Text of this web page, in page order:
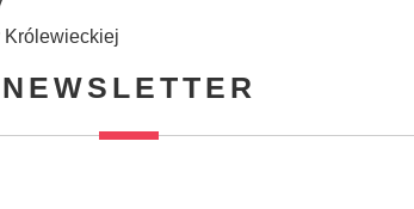
Królewieckiej
NEWSLETTER